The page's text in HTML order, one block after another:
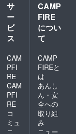
サ
ー
ビ
ス
CAM
PFI
RE
CAM
PFI
RE
コ
ミュ
ニ
CAMP
FIRE
につい
て
CAMP
FIREと
は
あんし
ん・安
全への
取り組
み
ニュー